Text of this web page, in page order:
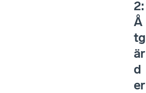
2:
Å
tg
är
d
er